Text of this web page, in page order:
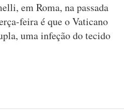
em Roma, na passada
feira é que o Vaticano
uma infeção do tecido